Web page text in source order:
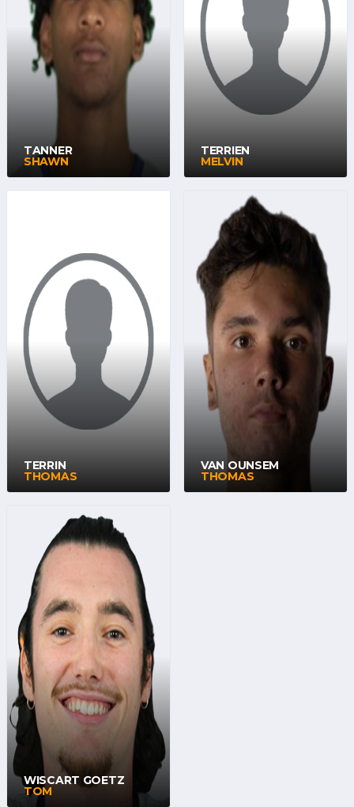
TANNER
SHAWN
TERRIEN
MELVIN
TERRIN
THOMAS
VAN OUNSEM
THOMAS
WISCART GOETZ
TOM